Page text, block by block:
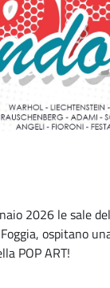
2026 le sale
ospitano
POP ART!